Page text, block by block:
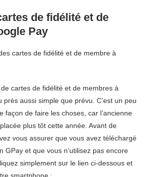
de fidélité et de
Pay
cartes de fidélité et de membres à
près aussi simple que prévu. C’est un peu
façon de faire les choses, car l’ancienne
plus tôt cette année. Avant de
vous assurer que vous avez téléchargé
GPay et que vous n’utilisez pas encore
simplement sur le lien ci-dessous et